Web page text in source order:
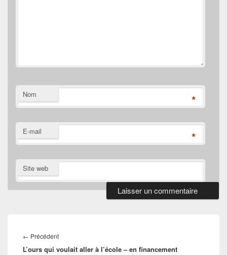
Nom *
E-mail *
Site web
de
l’article
← PrécédentArticle
précédent :
L’ours qui voulait aller à l’école – en financement